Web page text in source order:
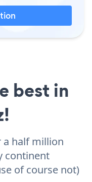
best in
a half million
continent
of course not)